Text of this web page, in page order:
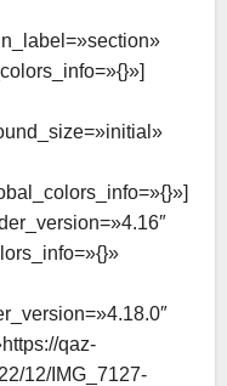
ОБЛАСТЬ
— сильная жара
зиму
на севере
народные
ОБЩЕСТВО
qaz-
12/IMG_7127-